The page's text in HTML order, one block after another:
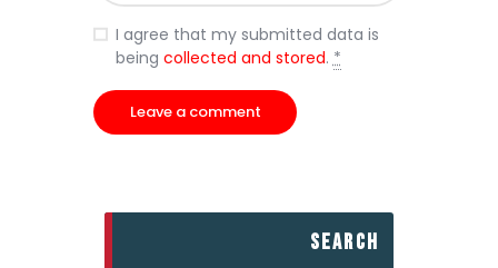
I agree that my submitted data is
being collected and stored. *
search